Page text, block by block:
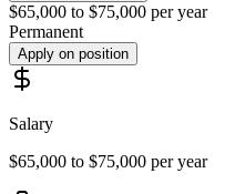
$65,000 to $75,000 per year
Permanent
Apply on position
Salary
$65,000 to $75,000 per year